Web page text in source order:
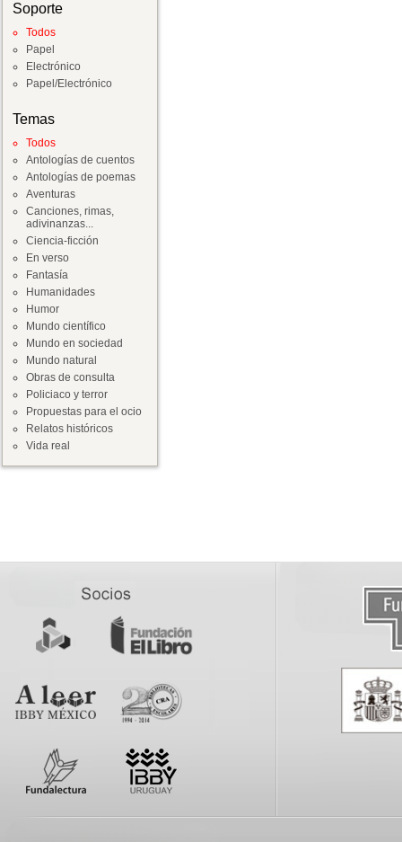
Soporte
Todos
Papel
Electrónico
Papel/Electrónico
Temas
Todos
Antologías de cuentos
Antologías de poemas
Aventuras
Canciones, rimas,
adivinanzas...
Ciencia-ficción
En verso
Fantasía
Humanidades
Humor
Mundo científico
Mundo en sociedad
Mundo natural
Obras de consulta
Policiaco y terror
Propuestas para el ocio
Relatos históricos
Vida real